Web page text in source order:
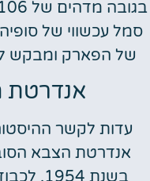
סמל עכשווי של
של הפארק ומבקש
אנדרטת
עדות לקשר
אנדרטת הצבא
בשנת